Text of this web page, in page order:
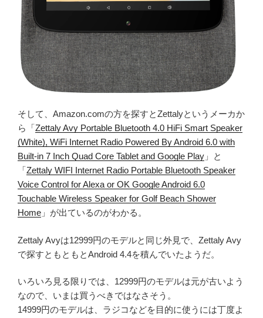
そして、Amazon.comの方を探すとZettalyというメーカか
ら「Zettaly Avy Portable Bluetooth 4.0 HiFi Smart Speaker
(White), WiFi Internet Radio Powered By Android 6.0 with
Built-in 7 Inch Quad Core Tablet and Google Play 」と
「Zettaly WIFI Internet Radio Portable Bluetooth Speaker
Voice Control for Alexa or OK Google Android 6.0
Touchable Wireless Speaker for Golf Beach Shower
Home 」が出ているのがわかる。
Zettaly Avyは12999円のモデルと同じ外見で、Zettaly Avy
で探すともともとAndroid 4.4を積んでいたようだ。
いろいろ見る限りでは、12999円のモデルは元が古いよう
なので、いまは買うべきではなさそう。
14999円のモデルは、ラジコなどを目的に使うには丁度よ